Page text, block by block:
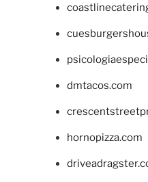
dmtacos.com
hornopizza.com